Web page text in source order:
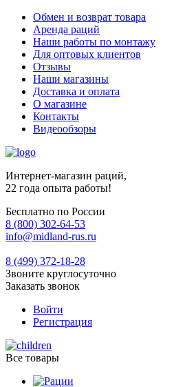
Обмен и возврат товара
Аренда раций
Наши работы по монтажу
Для оптовых клиентов
Отзывы
Наши магазины
Доставка и оплата
О магазине
Контакты
Видеообзоры
Интернет-магазин раций,
22 года опыта работы!
Бесплатно по России
8 (800) 302-64-53
info@midland-rus.ru
8 (499) 372-18-28
Звоните круглосуточно
Заказать звонок
Войти
Регистрация
Все товары